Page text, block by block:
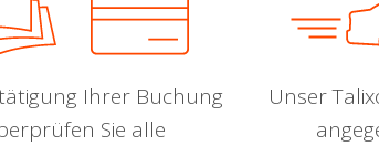
Ihrer Buchung
Sie alle
Unser